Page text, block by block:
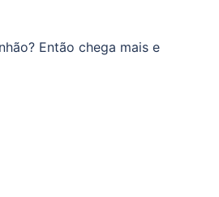
Então chega mais e